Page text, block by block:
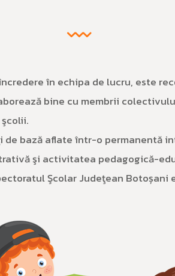
în echipa de lucru, este
bine cu membrii
de bază aflate într-o permanentă
şi activitatea pedagogică-
Şcolar Judeţean Botoșani